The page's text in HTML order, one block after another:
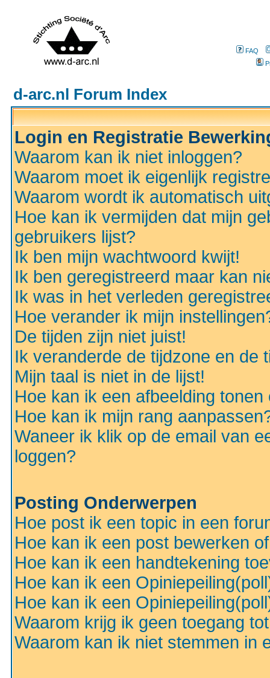
FAQ
d-arc.nl Forum Index
Login en Registratie
Waarom kan ik niet inloggen?
Waarom moet ik eigenlijk
Waarom wordt ik automatisch
Hoe kan ik vermijden dat mijn
gebruikers lijst?
Ik ben mijn wachtwoord kwijt!
Ik ben geregistreerd maar kan
Ik was in het verleden
Hoe verander ik mijn
De tijden zijn niet juist!
Ik veranderde de tijdzone en de
Mijn taal is niet in de lijst!
Hoe kan ik een afbeelding
Hoe kan ik mijn rang
Waneer ik klik op de email van
loggen?
Posting Onderwerpen
Hoe post ik een topic in een
Hoe kan ik een post bewerken
Hoe kan ik een handtekening
Hoe kan ik een
Hoe kan ik een
Waarom krijg ik geen toegang
Waarom kan ik niet stemmen in